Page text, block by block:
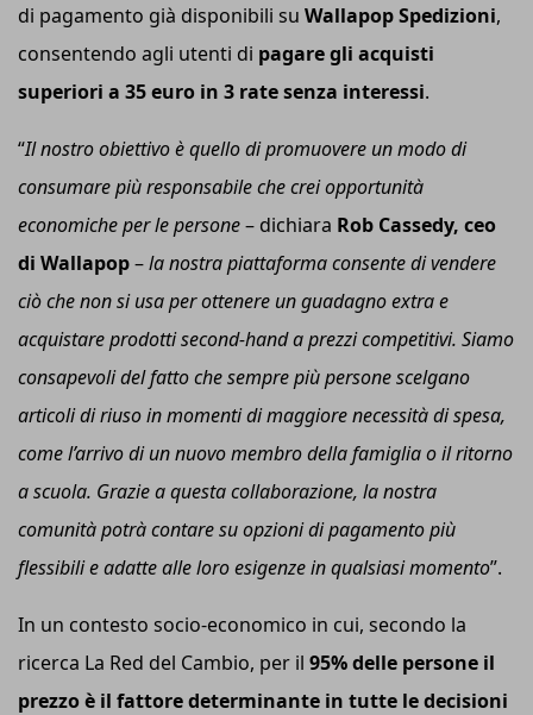
di pagamento già disponibili su Wallapop Spedizioni,
consentendo agli utenti di pagare gli acquisti
superiori a 35 euro in 3 rate senza interessi.
“Il nostro obiettivo è quello di promuovere un modo di
consumare più responsabile che crei opportunità
economiche per le persone– dichiara Rob Cassedy, ceo
di Wallapop–la nostra piattaformaconsente di vendere
ciò che non si usa per ottenere un guadagno extra e
acquistare prodotti second-hand a prezzi competitivi. Siamo
consapevoli del fatto che sempre più persone scelgano
articoli di riuso in momenti di maggiore necessità di spesa,
come l’arrivo di un nuovo membro della famiglia o il ritorno
a scuola. Grazie a questa collaborazione, la nostra
comunità potrà contare su opzioni di pagamento più
flessibili e adatte alle loro esigenze in qualsiasi momento”.
In un contesto socio-economico in cui, secondo la
ricerca La Red del Cambio, per il 95% delle persone il
prezzo è il fattore determinante in tutte le decisioni